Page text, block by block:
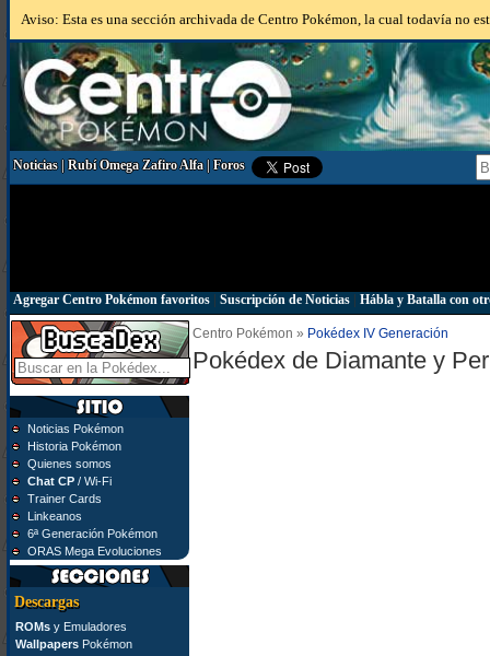
Aviso: Esta es una sección archivada de Centro Pokémon, la cual todavía no
Noticias|Rubí Omega Zafiro Alfa|Foros
Agregar Centro Pokémon favoritos| Suscripción de Noticias| Hábla y Batalla con
Noticias Pokémon
Historia Pokémon
Quienes somos
Chat CP/ Wi-Fi
Trainer Cards
Linkeanos
6ª Generación Pokémon
ORAS Mega Evoluciones
Descargas
ROMsy Emuladores
WallpapersPokémon
Centro Pokémon » Pokédex IV Generación
Pokédex de Diamante y